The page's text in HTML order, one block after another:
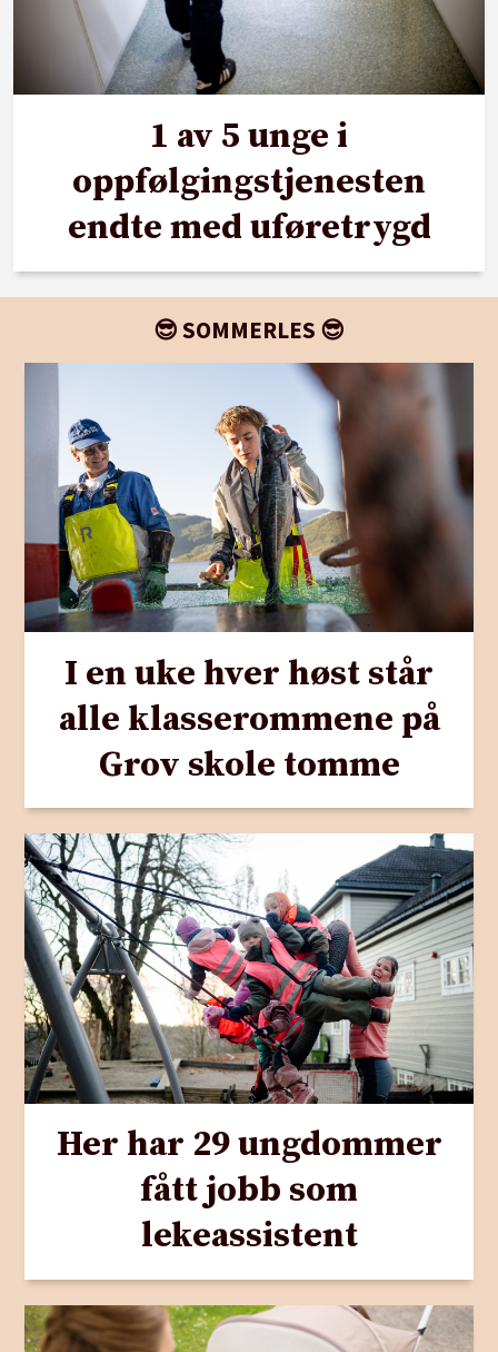
1 av 5 unge i
oppfølgingstjenesten
endte med uføretrygd
😎 SOMMERLES 😎
I en uke hver høst står
alle klasserommene på
Grov skole tomme
Her har 29 ungdommer
fått jobb som
lekeassistent